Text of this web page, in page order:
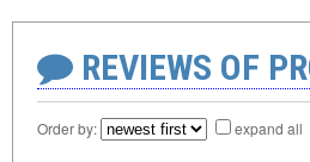
REVIEWS OF
Order by: expand all